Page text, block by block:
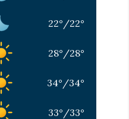
22° /22°
28° /28°
34° /34°
33° /33°